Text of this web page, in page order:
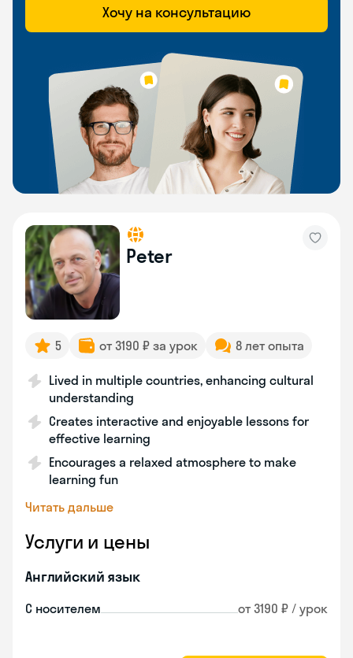
Хочу на консультацию
Peter
5 от 3190 ₽ за урок 8 лет опыта
Lived in multiple countries, enhancing cultural
understanding
Creates interactive and enjoyable lessons for
effective learning
Encourages a relaxed atmosphere to make
learning fun
Читать дальше
Услуги и цены
Английский язык
С носителем от 3190 ₽ / урок